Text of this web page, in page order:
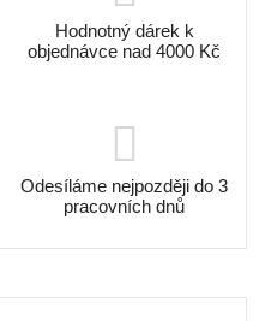
Hodnotný dárek k
objednávce nad 4000 Kč
Odesíláme nejpozději do 3
pracovních dnů